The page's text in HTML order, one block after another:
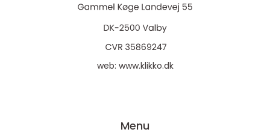
web: www.klikko.dk
Menu